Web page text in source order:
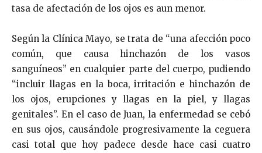
tasa de afectación de los ojos es aun menor.
Según la Clínica Mayo, se trata de “una afección poco
común, que causa hinchazón de los vasos
sanguíneos” en cualquier parte del cuerpo, pudiendo
“incluir llagas en la boca, irritación e hinchazón de
los ojos, erupciones y llagas en la piel, y llagas
genitales”. En el caso de Juan, la enfermedad se cebó
en sus ojos, causándole progresivamente la ceguera
casi total que hoy padece desde hace casi cuatro